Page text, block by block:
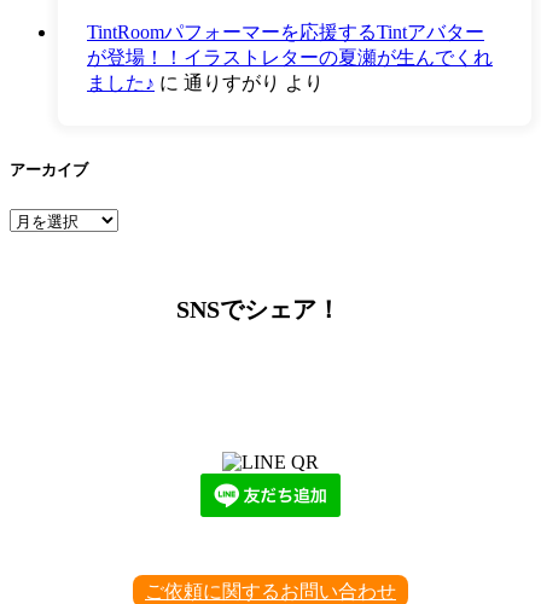
TintRoomパフォーマーを応援するTintアバター
が登場！！イラストレターの夏瀬が生んでくれ
ました♪ に 通りすがり より
アーカイブ
ア
SNSでシェア！
ご依頼に関するお問い合わせ